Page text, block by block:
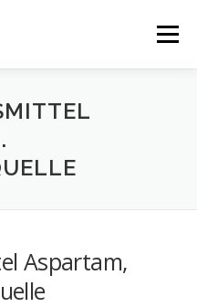
Menü
Aspartam,